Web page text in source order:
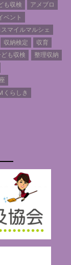
も収検
アメブロ
ベント
マイルマルシェ
収納検定
収育
も収検
整理収納
くらしき